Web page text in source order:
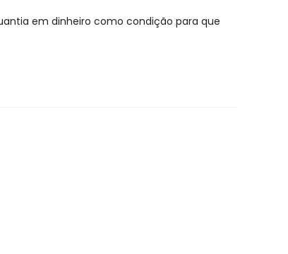
em dinheiro como condição para que